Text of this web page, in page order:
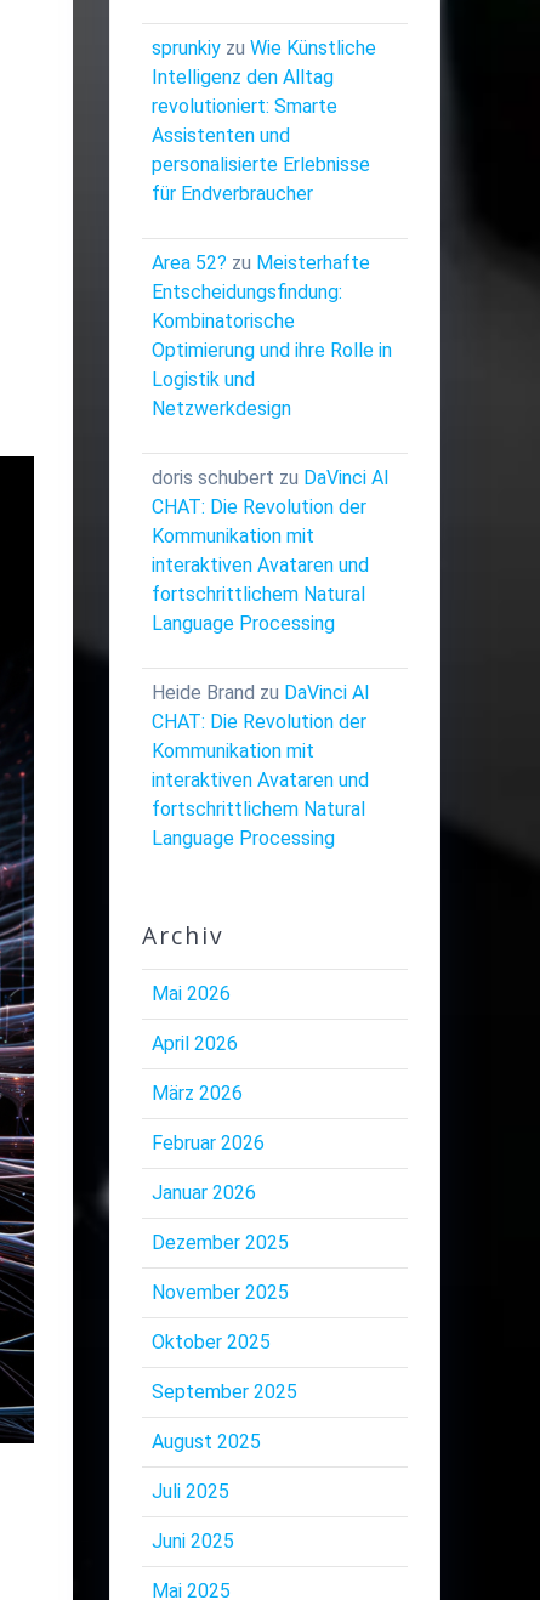
sprunkiyzu Wie Künstliche
Intelligenz den Alltag
revolutioniert: Smarte
Assistenten und
personalisierte Erlebnisse
für Endverbraucher
Area 52? zu Meisterhafte
Entscheidungsfindung:
Kombinatorische
Optimierung und ihre Rolle in
Logistik und
Netzwerkdesign
doris schubert zu DaVinci AI
CHAT: Die Revolution der
Kommunikation mit
interaktiven Avataren und
fortschrittlichem Natural
Language Processing
Heide Brand zu DaVinci AI
CHAT: Die Revolution der
Kommunikation mit
interaktiven Avataren und
fortschrittlichem Natural
Language Processing
Archiv
Mai 2026
April 2026
März 2026
Februar 2026
Januar 2026
Dezember 2025
November 2025
Oktober 2025
September 2025
August 2025
Juli 2025
Juni 2025
Mai 2025